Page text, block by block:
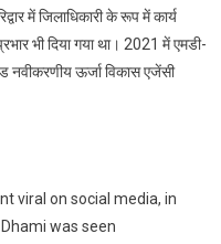
में जिलाधिकारी के रूप में कार्य
भी दिया गया था। 2021 में एमडी-
नवीकरणीय ऊर्जा विकास एजेंसी
viral on social media, in
was seen